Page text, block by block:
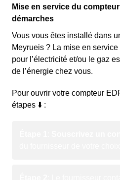
Mise en service du
démarches
Vous vous êtes installé dans
Meyrueis ? La mise en
pour l’électricité et/ou le gaz
de l’énergie chez vous.
Pour ouvrir votre compteur
étapes ⬇️ :